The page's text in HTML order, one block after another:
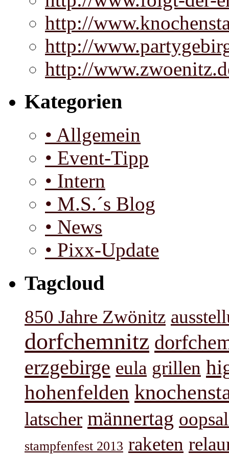
http://
http://
http://
Kategorien
• Allgemein
• Event-Tipp
• Intern
• M.S.´s Blog
• News
• Pixx-Update
Tagcloud
850 Jahre Zwönitz
dorfchemnitz
erzgebirge eula grillen
hohenfelden
latscher männertag
stampfenfest 2013 raketen